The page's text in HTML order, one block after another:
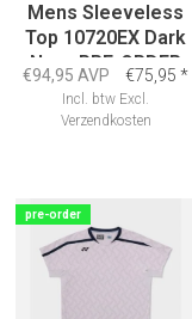
Mens Sleeveless
Top 10720EX Dark
Navy PRE-ORDER
€94,95 AVP €75,95 *
Incl. btw Excl.
Verzendkosten
pre-order